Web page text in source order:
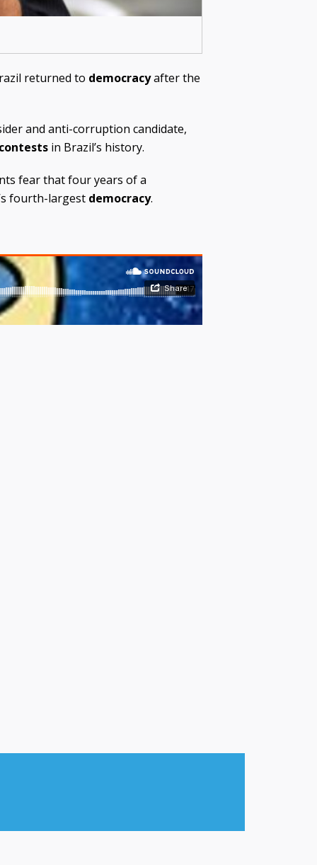
returned to democracyafter the
and anti-corruption candidate,
in Brazil’s history.
fear that four years of a
fourth-largest democracy.